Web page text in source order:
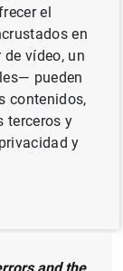
el
en
vídeo, un
pueden
contenidos,
terceros y
y